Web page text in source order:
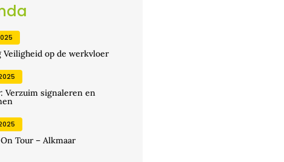
Veiligheid op de werkvloer
Verzuim signaleren en
Tour – Alkmaar